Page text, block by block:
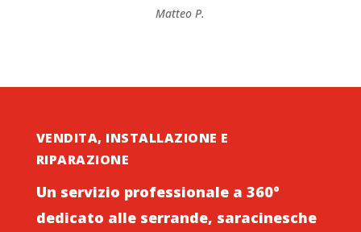
Matteo P.
VENDITA, INSTALLAZIONE E
RIPARAZIONE
Un servizio professionale a 360°
dedicato alle serrande, saracinesche